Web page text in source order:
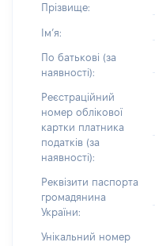
Прізвище:
Імʼя:
По батькові (за
наявності):
Реєстраційний
номер облікової
картки платника
податків (за
наявності):
Реквізити паспорта
громадянина
України:
Унікальний номер